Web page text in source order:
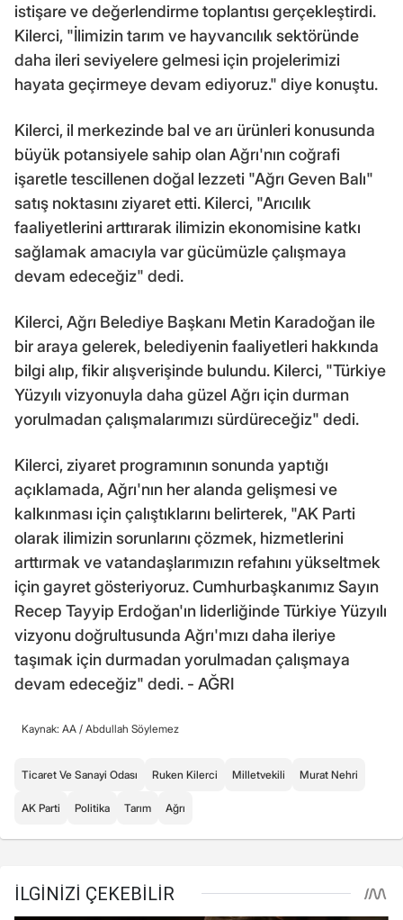
istişare ve değerlendirme toplantısı gerçekleştirdi.
Kilerci, "İlimizin tarım ve hayvancılık sektöründe
daha ileri seviyelere gelmesi için projelerimizi
hayata geçirmeye devam ediyoruz." diye konuştu.
Kilerci, il merkezinde bal ve arı ürünleri konusunda
büyük potansiyele sahip olan Ağrı'nın coğrafi
işaretle tescillenen doğal lezzeti "Ağrı Geven Balı"
satış noktasını ziyaret etti. Kilerci, "Arıcılık
faaliyetlerini arttırarak ilimizin ekonomisine katkı
sağlamak amacıyla var gücümüzle çalışmaya
devam edeceğiz" dedi.
Kilerci, Ağrı Belediye Başkanı Metin Karadoğan ile
bir araya gelerek, belediyenin faaliyetleri hakkında
bilgi alıp, fikir alışverişinde bulundu. Kilerci, "Türkiye
Yüzyılı vizyonuyla daha güzel Ağrı için durman
yorulmadan çalışmalarımızı sürdüreceğiz" dedi.
Kilerci, ziyaret programının sonunda yaptığı
açıklamada, Ağrı'nın her alanda gelişmesi ve
kalkınması için çalıştıklarını belirterek, "AK Parti
olarak ilimizin sorunlarını çözmek, hizmetlerini
arttırmak ve vatandaşlarımızın refahını yükseltmek
için gayret gösteriyoruz. Cumhurbaşkanımız Sayın
Recep Tayyip Erdoğan'ın liderliğinde Türkiye Yüzyılı
vizyonu doğrultusunda Ağrı'mızı daha ileriye
taşımak için durmadan yorulmadan çalışmaya
devam edeceğiz" dedi. - AĞRI
Kaynak: AA / Abdullah Söylemez
Ticaret Ve Sanayi Odası Ruken Kilerci Milletvekili Murat Nehri
AK Parti Politika Tarım Ağrı